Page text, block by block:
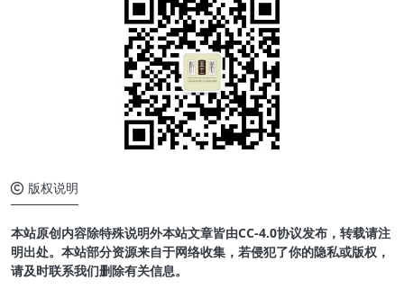
版权说明
本站原创内容除特殊说明外本站文章皆由CC-4.0协议发布，转载请注
明出处。本站部分资源来自于网络收集，若侵犯了你的隐私或版权，
请及时联系我们删除有关信息。